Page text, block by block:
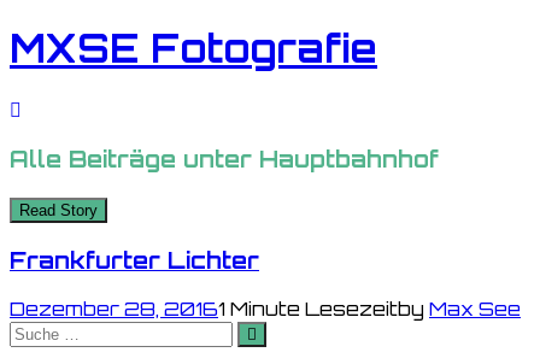
MXSE Fotografie
Alle Beiträge unter Hauptbahnhof
Read Story
Frankfurter Lichter
Dezember 28, 20161 Minute Lesezeitby Max See
Suche